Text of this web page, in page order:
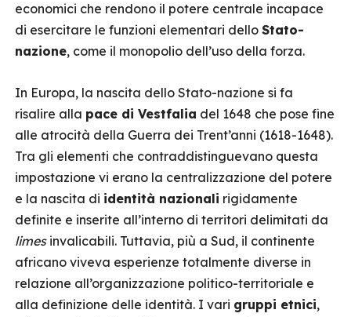
economici che rendono il potere centrale incapace
di esercitare le funzioni elementari dello Stato-
nazione, come il monopolio dell’uso della forza.
In Europa, la nascita dello Stato-nazione si fa
risalire alla pace di Vestfalia del 1648 che pose fine
alle atrocità della Guerra dei Trent’anni (1618-1648).
Tra gli elementi che contraddistinguevano questa
impostazione vi erano la centralizzazione del potere
e la nascita di identità nazionali rigidamente
definite e inserite all’interno di territori delimitati da
limesinvalicabili. Tuttavia, più a Sud, il continente
africano viveva esperienze totalmente diverse in
relazione all’organizzazione politico-territoriale e
alla definizione delle identità. I vari gruppi etnici,